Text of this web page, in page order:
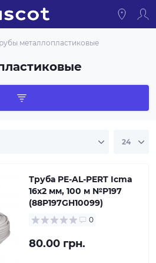
металлопластиковые
Труба PE-AL-PERT Icma
16х2 мм, 100 м №P197
(88P197GH10099)
0
80.00 грн.